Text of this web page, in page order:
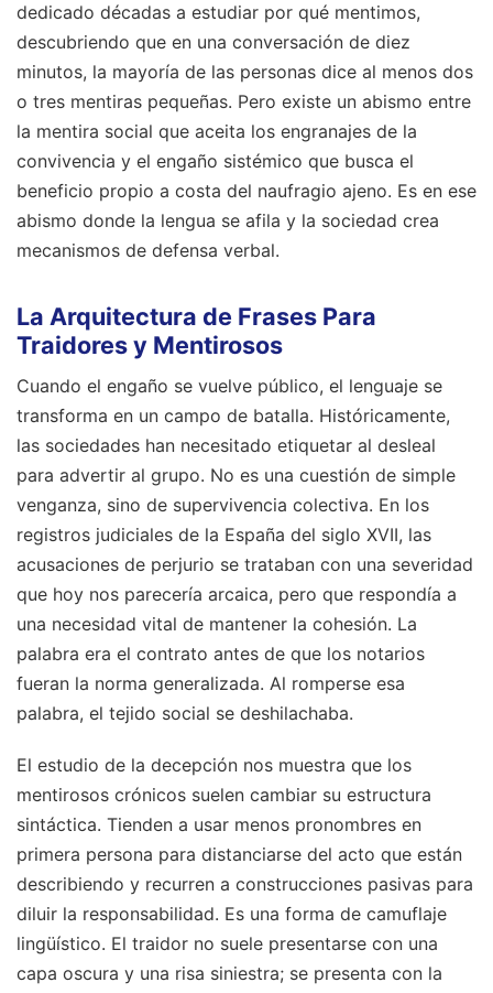
dedicado décadas a estudiar por qué mentimos,
descubriendo que en una conversación de diez
minutos, la mayoría de las personas dice al menos dos
o tres mentiras pequeñas. Pero existe un abismo entre
la mentira social que aceita los engranajes de la
convivencia y el engaño sistémico que busca el
beneficio propio a costa del naufragio ajeno. Es en ese
abismo donde la lengua se afila y la sociedad crea
mecanismos de defensa verbal.
La Arquitectura de Frases Para
Traidores y Mentirosos
Cuando el engaño se vuelve público, el lenguaje se
transforma en un campo de batalla. Históricamente,
las sociedades han necesitado etiquetar al desleal
para advertir al grupo. No es una cuestión de simple
venganza, sino de supervivencia colectiva. En los
registros judiciales de la España del siglo XVII, las
acusaciones de perjurio se trataban con una severidad
que hoy nos parecería arcaica, pero que respondía a
una necesidad vital de mantener la cohesión. La
palabra era el contrato antes de que los notarios
fueran la norma generalizada. Al romperse esa
palabra, el tejido social se deshilachaba.
El estudio de la decepción nos muestra que los
mentirosos crónicos suelen cambiar su estructura
sintáctica. Tienden a usar menos pronombres en
primera persona para distanciarse del acto que están
describiendo y recurren a construcciones pasivas para
diluir la responsabilidad. Es una forma de camuflaje
lingüístico. El traidor no suele presentarse con una
capa oscura y una risa siniestra; se presenta con la